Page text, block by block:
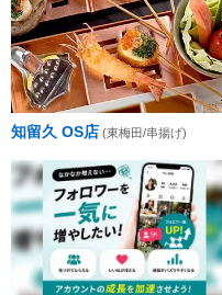
知留久 OS店 (東梅田/串揚げ)